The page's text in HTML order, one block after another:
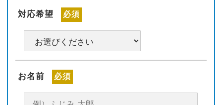
対応希望 必須
お名前 必須